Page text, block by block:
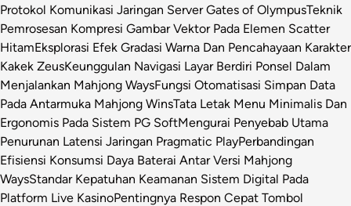
Protokol Komunikasi Jaringan Server Gates of OlympusTeknik
Pemrosesan Kompresi Gambar Vektor Pada Elemen Scatter
HitamEksplorasi Efek Gradasi Warna Dan Pencahayaan Karakter
Kakek ZeusKeunggulan Navigasi Layar Berdiri Ponsel Dalam
Menjalankan Mahjong WaysFungsi Otomatisasi Simpan Data
Pada Antarmuka Mahjong WinsTata Letak Menu Minimalis Dan
Ergonomis Pada Sistem PG SoftMengurai Penyebab Utama
Penurunan Latensi Jaringan Pragmatic PlayPerbandingan
Efisiensi Konsumsi Daya Baterai Antar Versi Mahjong
WaysStandar Kepatuhan Keamanan Sistem Digital Pada
Platform Live KasinoPentingnya Respon Cepat Tombol